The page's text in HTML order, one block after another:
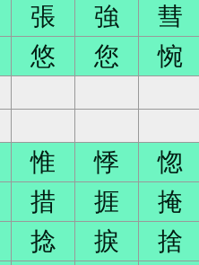
張 強 彗
悠 您 惋
惟 悸 惚
措 捱 掩
捻 捩 捨